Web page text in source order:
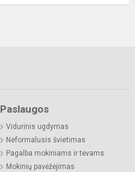
Paslaugos
Vidurinis ugdymas
Neformalusis švietimas
Pagalba mokiniams ir tėvams
Mokinių pavėžėjimas